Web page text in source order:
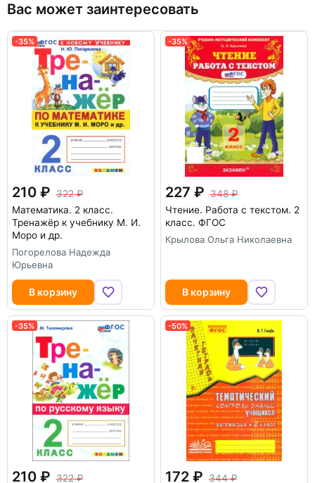
Вас может заинтересовать
-35%
210
322
Математика. 2 класс.
Тренажёр к учебнику М. И.
Моро и др.
Погорелова Надежда
Юрьевна
В корзину
-35%
227
348
Чтение. Работа с текстом. 2
класс. ФГОС
Крылова Ольга Николаевна
В корзину
-35%
210
322
-50%
172
344